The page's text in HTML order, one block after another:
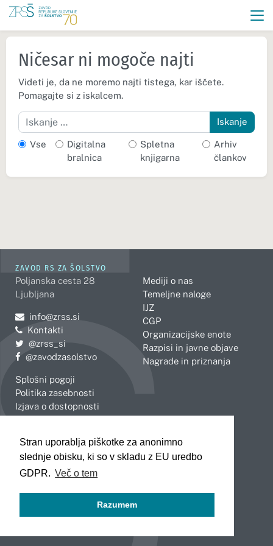
Stran uporablja piškotke za anonimno
slednje obisku, ki so v skladu z EU uredbo
GDPR. Več o tem
Razumem
Ničesar ni mogoče najti
Videti je, da ne moremo najti tistega, kar iščete.
Pomagajte si z iskalcem.
Iskanje
Vse
Digitalna
bralnica
Spletna
knjigarna
Arhiv
člankov
ZAVOD RS ZA ŠOLSTVO
Poljanska cesta 28
Ljubljana
Pošljite e-mail na
info@zrss.si
Kontakti
Pojdite na Twitter:
@zrss_si
Pojdite na Facebook:
@zavodzasolstvo
Splošni pogoji
Politika zasebnosti
Izjava o dostopnosti
Mediji o nas
Temeljne naloge
IJZ
CGP
Organizacijske enote
Razpisi in javne objave
Nagrade in priznanja
Celje
Koper
Kranj
Novo mesto
Slovenj Gradec